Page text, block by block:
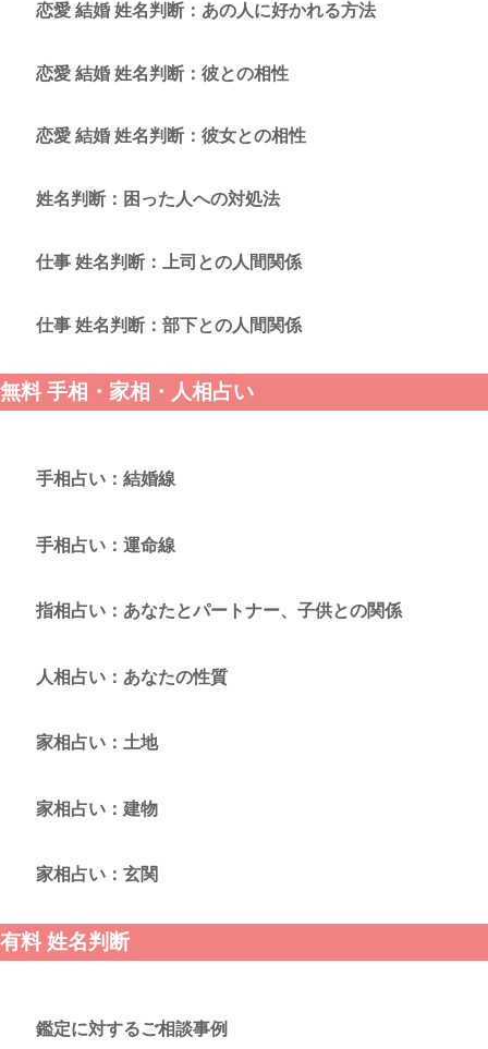
恋愛 結婚 姓名判断：あの人に好かれる方法
恋愛 結婚 姓名判断：彼との相性
恋愛 結婚 姓名判断：彼女との相性
姓名判断：困った人への対処法
仕事 姓名判断：上司との人間関係
仕事 姓名判断：部下との人間関係
無料 手相・家相・人相占い
手相占い：結婚線
手相占い：運命線
指相占い：あなたとパートナー、子供との関係
人相占い：あなたの性質
家相占い：土地
家相占い：建物
家相占い：玄関
有料 姓名判断
鑑定に対するご相談事例